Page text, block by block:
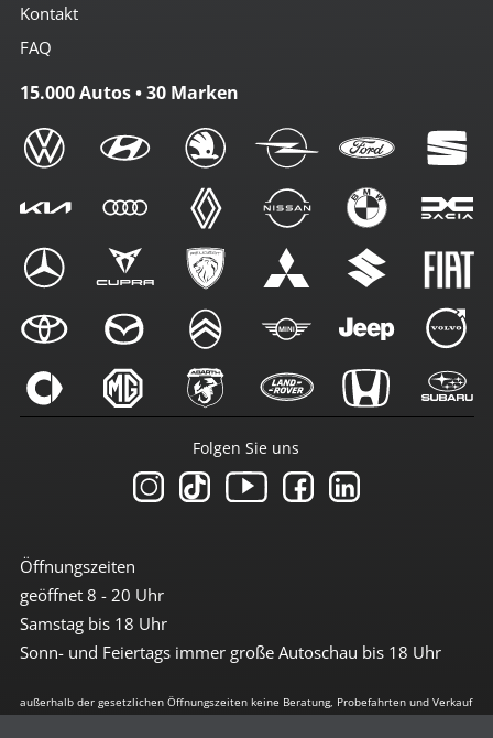
Kontakt
FAQ
15.000 Autos • 30 Marken
Öffnungszeiten
geöffnet 8 - 20 Uhr
Samstag bis 18 Uhr
Sonn- und Feiertags immer große Autoschau bis 18 Uhr
Folgen Sie uns
außerhalb der gesetzlichen Öffnungszeiten keine Beratung, Probefahrten und Verkauf